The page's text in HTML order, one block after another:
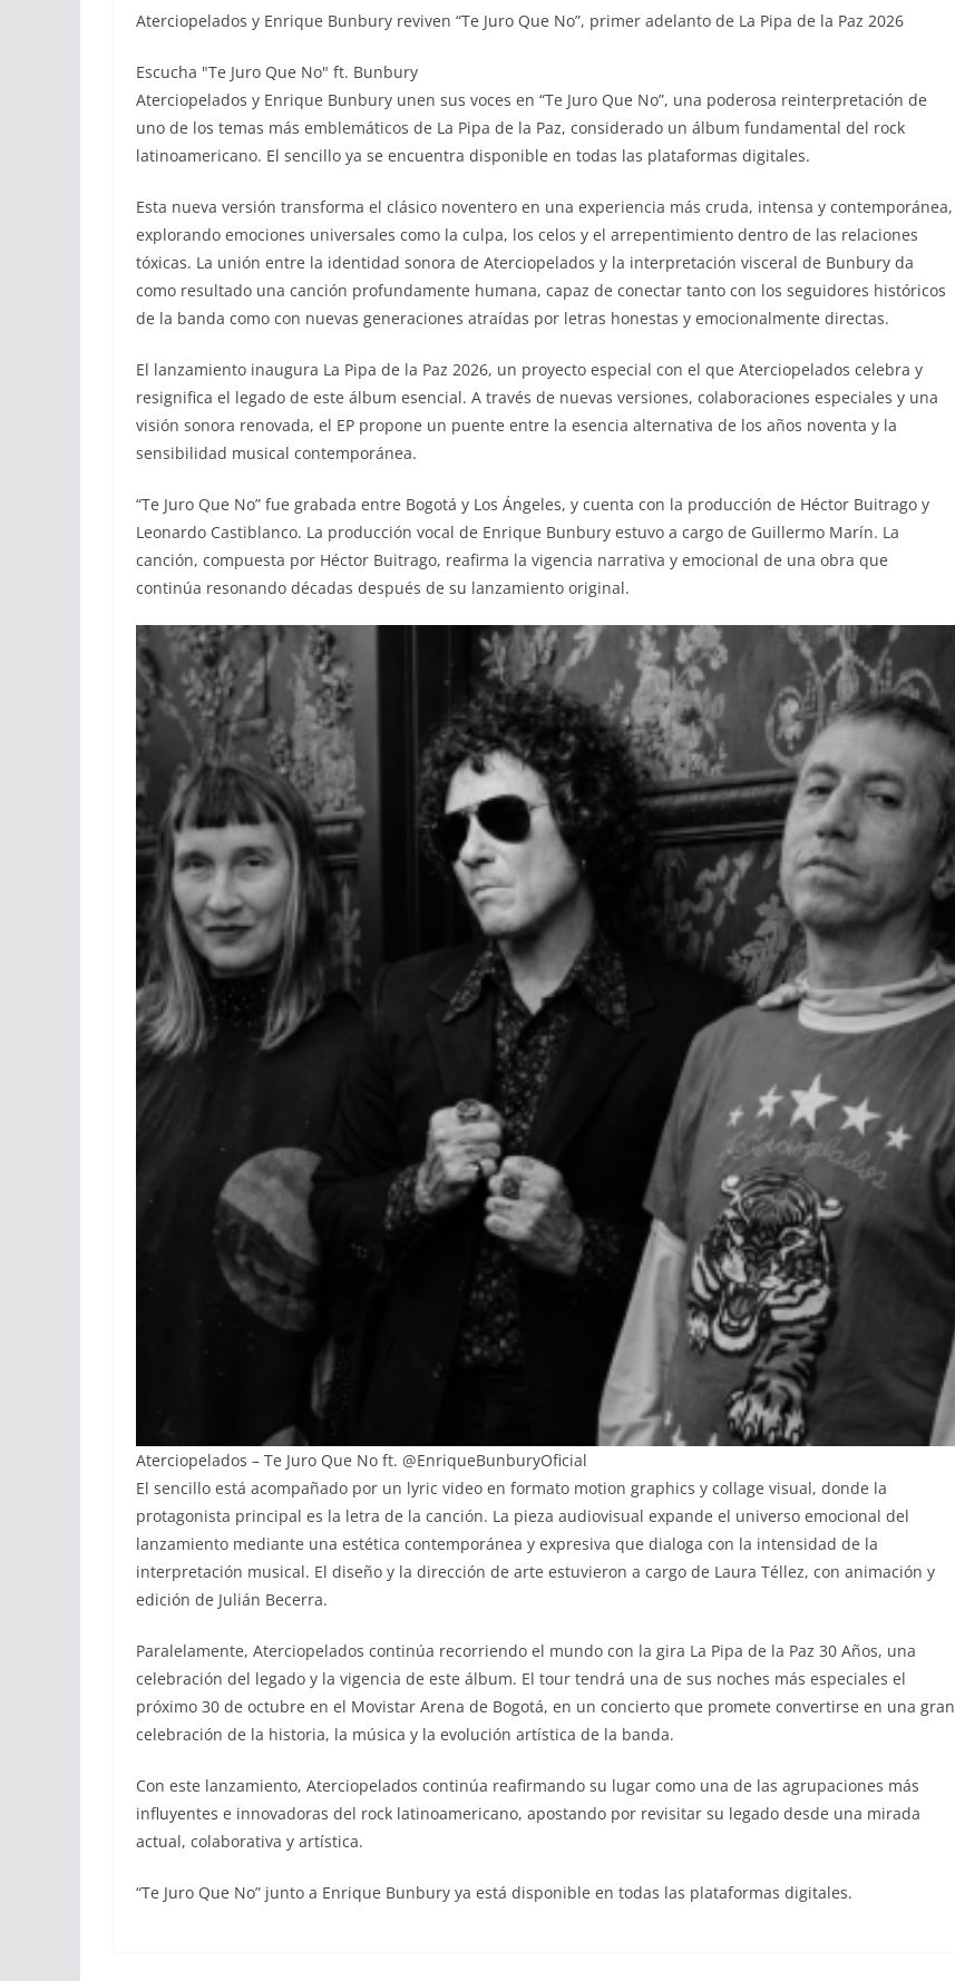
Aterciopelados y Enrique Bunbury reviven “Te Juro Que No”, primer adelanto de La Pipa de la Paz 2026
Escucha "Te Juro Que No" ft. Bunbury
Aterciopelados y Enrique Bunbury unen sus voces en “Te Juro Que No”, una poderosa reinterpretación de
uno de los temas más emblemáticos de La Pipa de la Paz, considerado un álbum fundamental del rock
latinoamericano. El sencillo ya se encuentra disponible en todas las plataformas digitales.
Esta nueva versión transforma el clásico noventero en una experiencia más cruda, intensa y contemporánea,
explorando emociones universales como la culpa, los celos y el arrepentimiento dentro de las relaciones
tóxicas. La unión entre la identidad sonora de Aterciopelados y la interpretación visceral de Bunbury da
como resultado una canción profundamente humana, capaz de conectar tanto con los seguidores históricos
de la banda como con nuevas generaciones atraídas por letras honestas y emocionalmente directas.
El lanzamiento inaugura La Pipa de la Paz 2026, un proyecto especial con el que Aterciopelados celebra y
resignifica el legado de este álbum esencial. A través de nuevas versiones, colaboraciones especiales y una
visión sonora renovada, el EP propone un puente entre la esencia alternativa de los años noventa y la
sensibilidad musical contemporánea.
“Te Juro Que No” fue grabada entre Bogotá y Los Ángeles, y cuenta con la producción de Héctor Buitrago y
Leonardo Castiblanco. La producción vocal de Enrique Bunbury estuvo a cargo de Guillermo Marín. La
canción, compuesta por Héctor Buitrago, reafirma la vigencia narrativa y emocional de una obra que
continúa resonando décadas después de su lanzamiento original.
Aterciopelados – Te Juro Que No ft. ‪@EnriqueBunburyOficial‬
El sencillo está acompañado por un lyric video en formato motion graphics y collage visual, donde la
protagonista principal es la letra de la canción. La pieza audiovisual expande el universo emocional del
lanzamiento mediante una estética contemporánea y expresiva que dialoga con la intensidad de la
interpretación musical. El diseño y la dirección de arte estuvieron a cargo de Laura Téllez, con animación y
edición de Julián Becerra.
Paralelamente, Aterciopelados continúa recorriendo el mundo con la gira La Pipa de la Paz 30 Años, una
celebración del legado y la vigencia de este álbum. El tour tendrá una de sus noches más especiales el
próximo 30 de octubre en el Movistar Arena de Bogotá, en un concierto que promete convertirse en una gran
celebración de la historia, la música y la evolución artística de la banda.
Con este lanzamiento, Aterciopelados continúa reafirmando su lugar como una de las agrupaciones más
influyentes e innovadoras del rock latinoamericano, apostando por revisitar su legado desde una mirada
actual, colaborativa y artística.
“Te Juro Que No” junto a Enrique Bunbury ya está disponible en todas las plataformas digitales.